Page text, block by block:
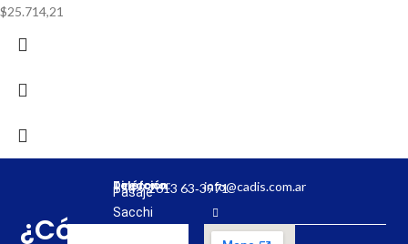
$25.714,21
¿Cómo
Dirección:
Pasaje
Sacchi
Teléfono:
‪+54 9 2613 63‑3971‬info@cadis.com.ar